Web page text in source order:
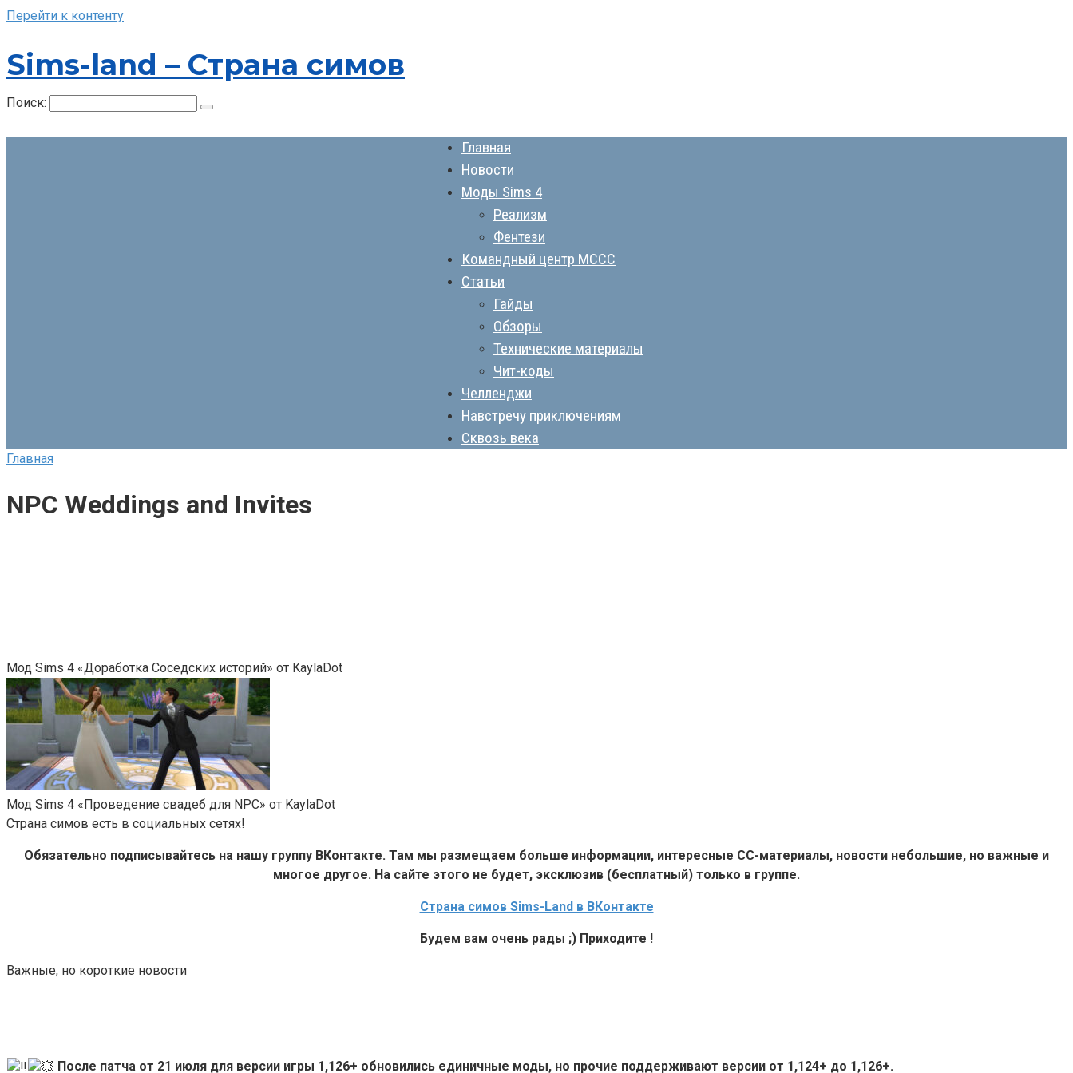
Перейти к контенту
Sims-land – Страна симов
Поиск:
Главная
Новости
Моды Sims 4
Реализм
Фентези
Командный центр MCCC
Статьи
Гайды
Обзоры
Технические материалы
Чит-коды
Челленджи
Навстречу приключениям
Сквозь века
Главная
NPC Weddings and Invites
Мод Sims 4 «Доработка Соседских историй» от KaylaDot
Мод Sims 4 «Проведение свадеб для NPC» от KaylaDot
Страна симов есть в социальных сетях!
Обязательно подписывайтесь на нашу группу ВКонтакте. Там мы размещаем больше информации, интересные СС-материалы, новости небольшие, но важные и
многое другое. На сайте этого не будет, эксклюзив (бесплатный) только в группе.
Страна симов Sims-Land в ВКонтакте
Будем вам очень рады ;) Приходите !
Важные, но короткие новости
После патча от 21 июля для версии игры 1,126+ обновились единичные моды, но прочие поддерживают версии от 1,124+ до 1,126+.